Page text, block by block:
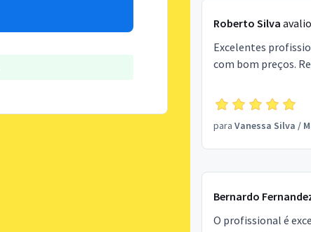
Roberto Silva
Excelentes
com bom preços.
para Vanessa Silva /
Bernardo
O profissional é